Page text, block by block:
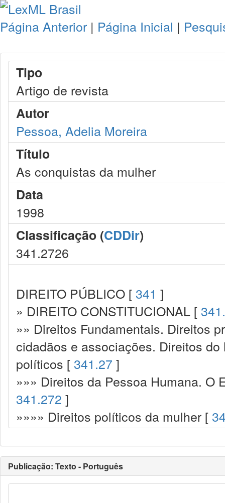
Página Anterior | Página Inicial |
Tipo
Artigo de revista
Autor
Pessoa, Adelia Moreira
Título
As conquistas da mulher
Data
1998
Classificação (CDDir)
341.2726
DIREITO PÚBLICO [ 341 ]
» DIREITO CONSTITUCIONAL [
»» Direitos Fundamentais. Direitos
cidadãos e associações. Direitos
políticos [ 341.27 ]
»»» Direitos da Pessoa Humana.
341.272 ]
»»»» Direitos políticos da mulher [
Publicação: Texto - Português